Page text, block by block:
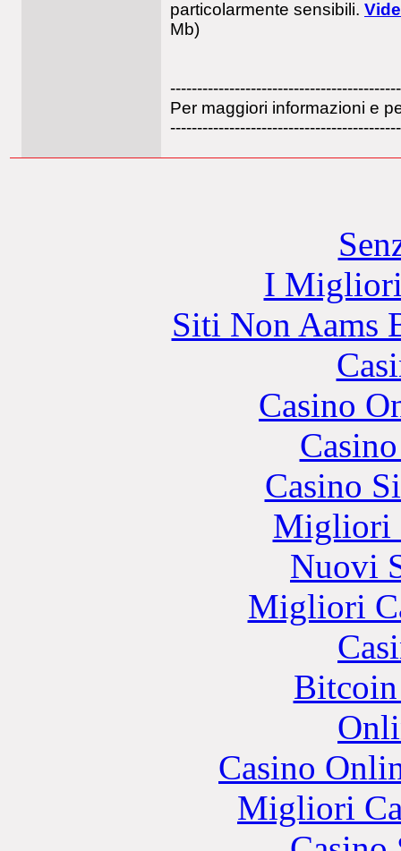
particolarmente sensibili.
Mb)
Per maggiori informazioni e
I
Siti Non Aams
Casino
Casino
Migliori
Nuovi
Migliori
Casino
Migliori